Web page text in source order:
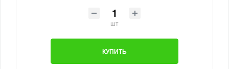
шт
КУПИТЬ